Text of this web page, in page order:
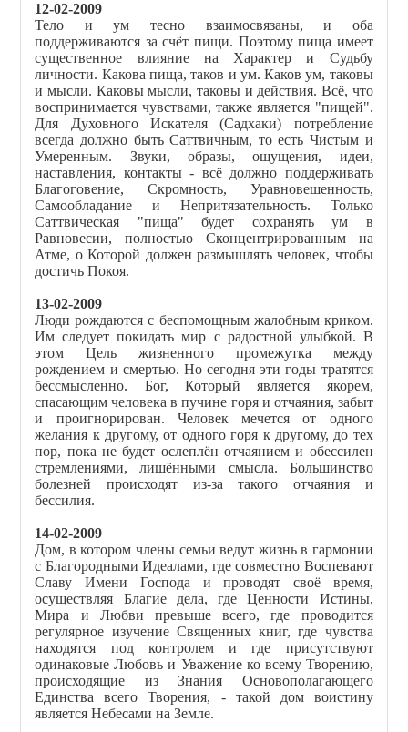
12-02-2009
Тело и ум тесно взаимосвязаны, и оба
поддерживаются за счёт пищи. Поэтому пища имеет
существенное влияние на Характер и Судьбу
личности. Какова пища, таков и ум. Каков ум, таковы
и мысли. Каковы мысли, таковы и действия. Всё, что
воспринимается чувствами, также является "пищей".
Для Духовного Искателя (Садхаки) потребление
всегда должно быть Саттвичным, то есть Чистым и
Умеренным. Звуки, образы, ощущения, идеи,
наставления, контакты - всё должно поддерживать
Благоговение, Скромность, Уравновешенность,
Самообладание и Непритязательность. Только
Саттвическая "пища" будет сохранять ум в
Равновесии, полностью Сконцентрированным на
Атме, о Которой должен размышлять человек, чтобы
достичь Покоя.
13-02-2009
Люди рождаются с беспомощным жалобным криком.
Им следует покидать мир с радостной улыбкой. В
этом Цель жизненного промежутка между
рождением и смертью. Но сегодня эти годы тратятся
бессмысленно. Бог, Который является якорем,
спасающим человека в пучине горя и отчаяния, забыт
и проигнорирован. Человек мечется от одного
желания к другому, от одного горя к другому, до тех
пор, пока не будет ослеплён отчаянием и обессилен
стремлениями, лишёнными смысла. Большинство
болезней происходят из-за такого отчаяния и
бессилия.
14-02-2009
Дом, в котором члены семьи ведут жизнь в гармонии
с Благородными Идеалами, где совместно Воспевают
Славу Имени Господа и проводят своё время,
осуществляя Благие дела, где Ценности Истины,
Мира и Любви превыше всего, где проводится
регулярное изучение Священных книг, где чувства
находятся под контролем и где присутствуют
одинаковые Любовь и Уважение ко всему Творению,
происходящие из Знания Основополагающего
Единства всего Творения, - такой дом воистину
является Небесами на Земле.